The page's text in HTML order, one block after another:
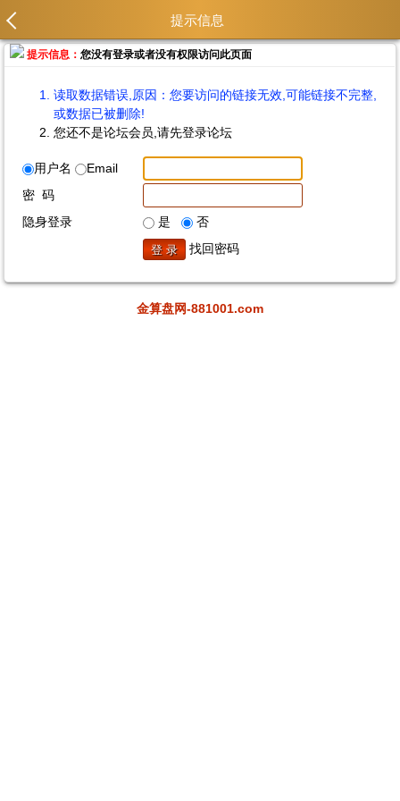
提示信息
提示信息：您没有登录或者没有权限访问此页面
读取数据错误,原因：您要访问的链接无效,可能链接不完整,
或数据已被删除!
您还不是论坛会员,请先登录论坛
用户名
Email
密 码
隐身登录
是
否
找回密码
金算盘网-881001.com